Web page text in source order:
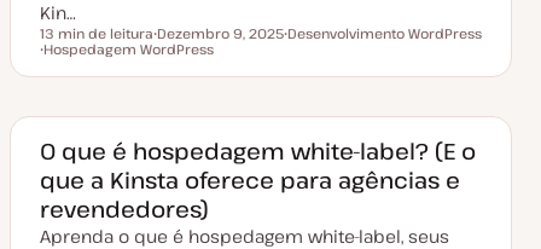
Kin…
Tempo de leitura
13 min de leitura
D
t
d
a
t
u
a
l
i
z
Dezembro 9, 2025
p
c
Desenvolvimento WordPress
ó
i
o
Hospedagem WordPress
O que é hospedagem white-label? (E o
que a Kinsta oferece para agências e
revendedores)
Aprenda o que é hospedagem white-label, seus